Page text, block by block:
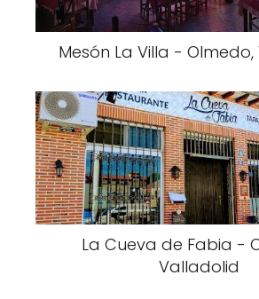
Mesón La Villa -
La Cueva de Fabia -
Valladolid